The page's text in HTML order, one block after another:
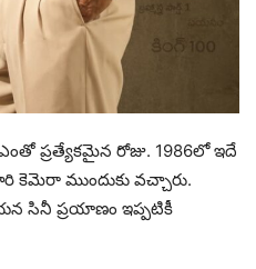
ప్రత్యేకమైన రోజు. 1986లో ఇదే
ముందుకు వచ్చారు.
సినీ ప్రయాణం ఇప్పటికీ